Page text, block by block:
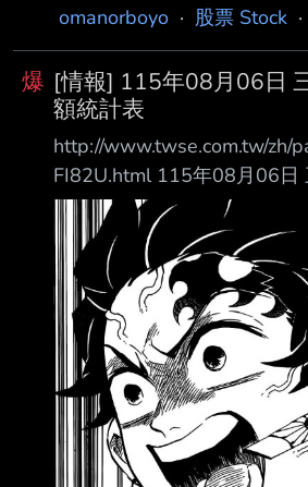
omanorboyo · 股票 Stock ·
爆 [情報] 115年08月06日
額統計表
http://www.twse.com.tw/zh/
FI82U.html 115年08月06日
統計表 單位名稱 買進金額(
買賣差額(億元) 自營商(自行
186.16 自營商(避險)
223.97 135.41 +88.55 外
3864.38 +20.19 外資自營商